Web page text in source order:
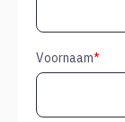
Voornaam*